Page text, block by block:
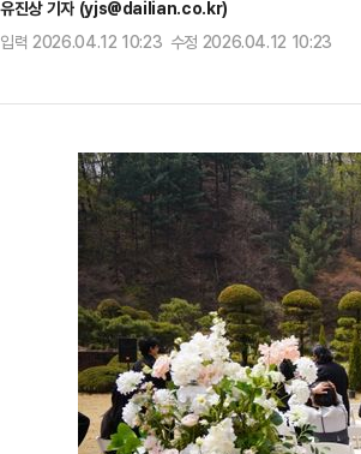
유진상 기자 (yjs@dailian.co.kr)
입력 2026.04.12 10:23 수정 2026.04.12 10:23